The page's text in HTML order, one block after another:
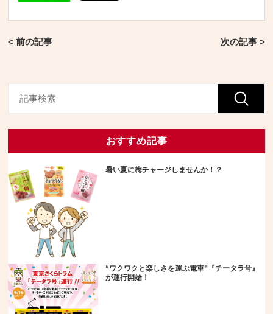
< 前の記事 次の記事 >
おすすめ記事
暑い夏に梅チャージしませんか！？
“ワクワクと楽しさを運ぶ電車”『チータラ号』
が運行開始！